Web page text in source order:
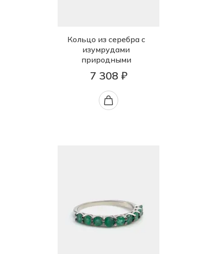
Кольцо из серебра с
изумрудами
природными
7 308 ₽